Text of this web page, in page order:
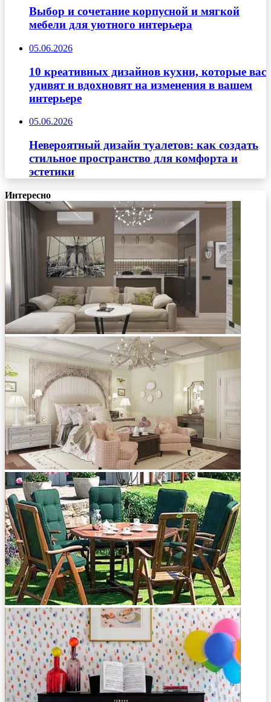
Выбор и сочетание корпусной и мягкой
мебели для уютного интерьера
05.06.2026
10 креативных дизайнов кухни, которые вас
удивят и вдохновят на изменения в вашем
интерьере
05.06.2026
Невероятный дизайн туалетов: как создать
стильное пространство для комфорта и
эстетики
Интересно